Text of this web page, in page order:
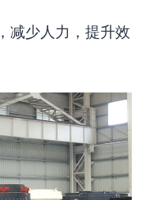
，减少人力，提升效